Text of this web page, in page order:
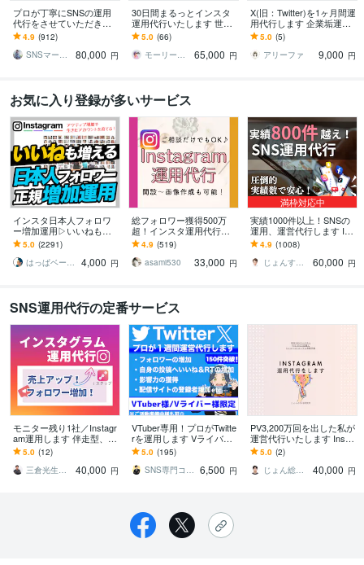
プロが丁寧にSNSの運用
代行をさせていただきま
す Instagram運用代行サー
ビス
4.9 (912)
SNSマーケティング「かりん」AsoBi
80,000 円
30日間まるっとインスタ
運用代行いたします 世界
観やブランド力を大切に
しながらあなたの代わり
に運用します
5.0 (66)
モーリー｜インスタアドバイザー
65,000 円
X(旧：Twitter)を1ヶ月間運
用代行します 企業垢運
用・バズ実績有りのプロ
が運用します
5.0 (5)
アリーファ
9,000 円
お気に入り登録が多いサービス
インスタ日本人フォロワ
ー増加運用▷いいねも増
えます ▶︎「数」＋「本
物」の増加▷当店独自ア
クティブフォロワー増加
5.0 (2291)
はっぱベース by santa
4,000 円
総フォロワー獲得500万
超！インスタ運用代行し
ます Instagramで集客/売
上UP/収益化を実現！
4.9 (519)
asami530
33,000 円
満枠対応中
実績1000件以上！SNSの
運用、運営代行します Ins
tagram,Twitter,TikTok等運
用です
4.9 (1008)
じょんすみす＠SNSマーケター
60,000 円
SNS運用代行の定番サービス
モニター残り1社／Instagr
am運用します 伴走型、丸
投げ型など貴社の課題に
あった運用をご提案しま
す！
5.0 (12)
三倉光生＠Webマーケ＆広告専門
40,000 円
VTuber専用！プロがTwitte
rを運用します Vライバー
様や準備中様も◎ツイッ
ター,Xを専属プロが運
営！
5.0 (195)
SNS専門コンサルタント快斗 6,500 円
PV3,200万回を出した私が
運営代行いたします Insta
gram投稿作成代行、運用
代行をお任せください
5.0 (2)
じょん総合研究所
40,000 円